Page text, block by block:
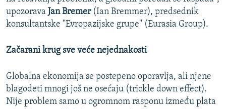
upozorava Jan Bremer(Ian Bremmer), predsednik
konsultantske "Evropazijske grupe" (Eurasia Group).
Začarani krug sve veće nejednakosti
Globalna ekonomija se postepeno oporavlja, ali njene
blagodeti mnogi još ne osećaju (trickle down effect).
Nije problem samo u ogromnom rasponu između plata